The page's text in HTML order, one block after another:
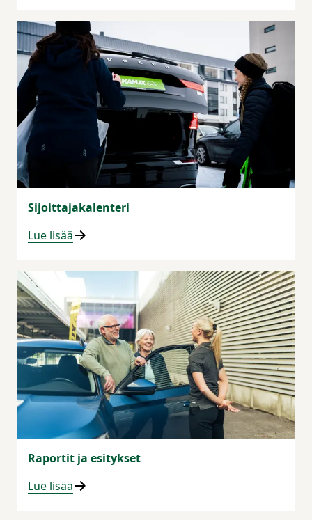
Sijoittajakalenteri
Lue lisää
Raportit ja esitykset
Lue lisää